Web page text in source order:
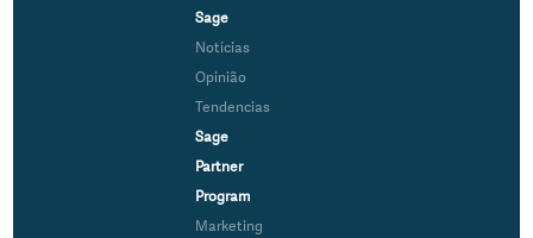
Sage
Notícias
Opinião
Tendencias
Sage
Partner
Program
Marketing